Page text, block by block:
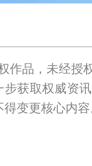
作品，未经授
步获取权威资
得变更核心内